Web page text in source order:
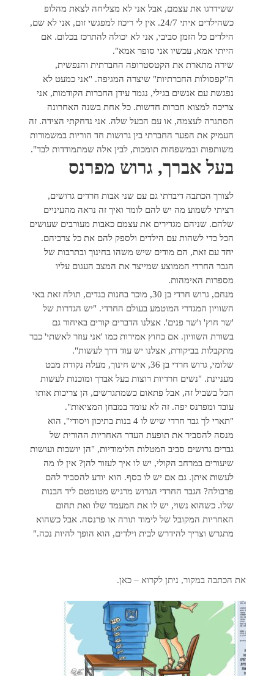
ששידרגו את עצמם, אבל אני לא מצליחה לצאת מהלופ
כשהילדים איתי 24/7. אין לי ריכוז למפגשי זום, אני לא שם,
הילדים כל הזמן סביבי, אני לא יכולה להתרכז בכלום. אם
הייתי אמא, עכשיו אני סופר אמא".
שירה מתארת את הקטסטרופה החברתית והנפשית,
ה"קפסולות החברתיות" שיצרה המגיפה. "אני כמעט לא
נפגשת עם אנשים בגילי, נגמר עידן החברות הקודמות, אני
צריכה למצוא חברות חדשות. כל אחת בשנה האחרונה
הסתגרה לעצמה, או עם הבעל שלה. אני נדחקתי הצידה. זה
העמיק את הפער החברתי בין גרושות חד הוריות במשמורות
משותפות ובמשפחות תומכות, לבין אלה שמתמודדות לבד".
בעל אברך, גרוש מפרנס
לצורך הכתבה דיברתי גם עם שני אבות חרדים גרושים,
רציתי לשמוע מה יש להם לומר ואיך זה נראה מהעיניים
שלהם. שניהם מגדירים את עצמם כאבות מעורבים שעושים
הכל כדי לשהות עם הילדים ולספק להם את כל צרכיהם.
יחד עם זאת, הם מודים שיש משהו בחינוך ובתרבות של
הגבר החרדי הממוצע שמייצר את המצב העגום עליו
מספרות האימהות.
מנחם, גרוש חרדי בן 30, מוכר בחנות בגדים, תולה זאת באי
השוויון המגדרי המוטמע בעולם החרדי. "יש הגדרות של
'שר חוץ' ו'שר פנים'. אצלנו הדברים קורים באיחור גם
בשורת השוויון. אם בחוץ אמירות כמו 'אני עוזר לאשתי' כבר
מתקבלות בביקורת, אצלנו יש עוד דרך לעשות".
שלומי, גרוש חרדי בן 36, איש חינוך, מעלה נקודת מבט
מעניינת. "נשים חרדיות רוצות בעל אברך ומוכנות לעשות
הכל בשביל זה, אבל פתאום כשמתגרשים, הן צריכות אותו
עובד ומפרנס יפה. זה לא עומד במבחן המציאות".
"תארי לך גבר חרדי שיש לו 4 בנות בתיכון ויסודי", הוא
מנסה להסביר את תופעת העדר האחריות ההורית של
גברים גרושים סביב המטלות הלימודיות, "הן יושבות ועושות
שיעורים במרחב הקולי, יש לו איך לעזור להן? אין לו מה
לעשות איתן. גם אם יש לו כסף. הוא יודע להסביר להם
פרבולה? הגבר החרדי הגרוש מרגיש מטומטם ליד הבנות
שלו. כשהוא נשוי, יש לו את המעמד שלו ואת תחום
האחריות המקובל של לימוד תורה או פרנסה. אבל כשהוא
מתגרש וצריך להידרש לבית וילדים, הוא הופך להיות נכה."
את הכתבה במקור, ניתן לקרוא – כאן.